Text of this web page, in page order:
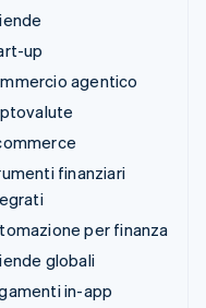
up
agentico
finanziari
per finanza
globali
in-app